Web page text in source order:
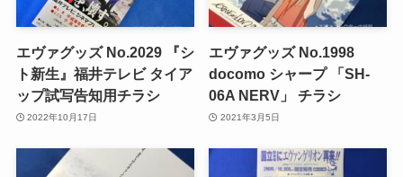
エヴァグッズ No.2029 『シ
ト新生』福井テレビ タイア
ップ試写告知用チラシ
2022年10月17日
エヴァグッズ No.1998
docomo シャープ 「SH-
06A NERV」 チラシ
2021年3月5日